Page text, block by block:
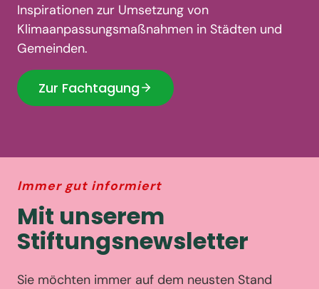
Inspirationen zur Umsetzung von
Klimaanpassungsmaßnahmen in Städten und
Gemeinden.
Zur Fachtagung
Immer gut informiert
Mit unserem
Stiftungsnewsletter
Sie möchten immer auf dem neusten Stand